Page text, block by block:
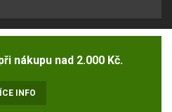
nákupu nad 2.000 Kč.
INFO